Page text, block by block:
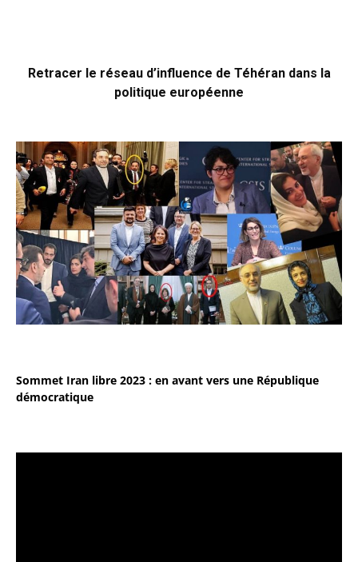
Retracer le réseau d’influence de Téhéran dans la
politique européenne
Sommet Iran libre 2023 : en avant vers une République
démocratique